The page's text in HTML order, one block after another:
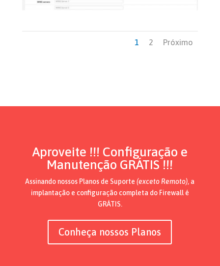
1 2 Próximo
Aproveite !!! Configuração e
Manutenção GRÁTIS !!!
Assinando nossos Planos de Suporte(exceto Remoto), a
implantação e configuração completa do Firewall é
GRÁTIS.
Conheça nossos Planos